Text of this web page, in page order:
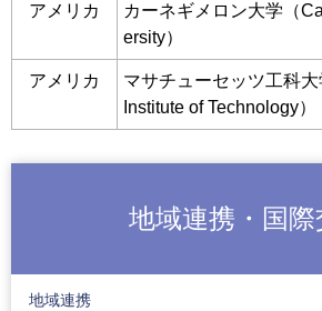
アメリカ
カーネギメロン大学（
ersity）
アメリカ
マサチューセッツ工科
Institute of Technology）
地域連携・国際
地域連携
地域連携について
サービスラーニング（教養学環）